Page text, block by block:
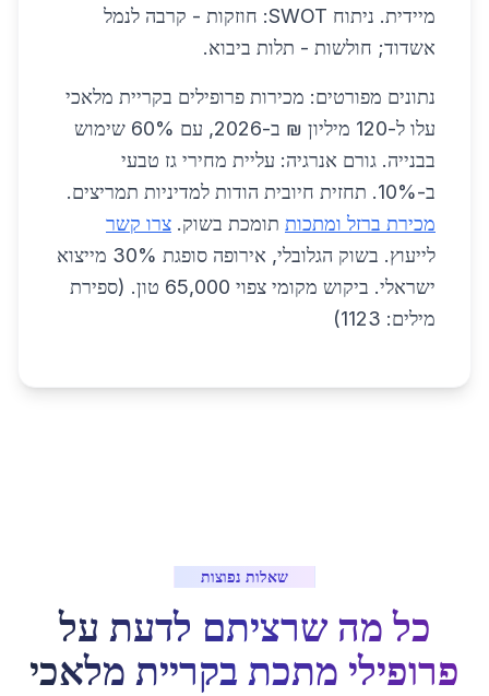
מיידית. ניתוח SWOT: חוזקות - קרבה לנמל
אשדוד; חולשות - תלות ביבוא.
נתונים מפורטים: מכירות פרופילים בקריית מלאכי
עלו ל-120 מיליון ₪ ב-2026, עם 60% שימוש
בבנייה. גורם אנרגיה: עליית מחירי גז טבעי
ב-10%. תחזית חיובית הודות למדיניות תמריצים.
מכירת ברזל ומתכות תומכת בשוק. צרו קשר
לייעוץ. בשוק הגלובלי, אירופה סופגת 30% מייצוא
ישראלי. ביקוש מקומי צפוי 65,000 טון. (ספירת
מילים: 1123)
שאלות נפוצות
כל מה שרציתם לדעת על
פרופילי מתכת בקריית מלאכי